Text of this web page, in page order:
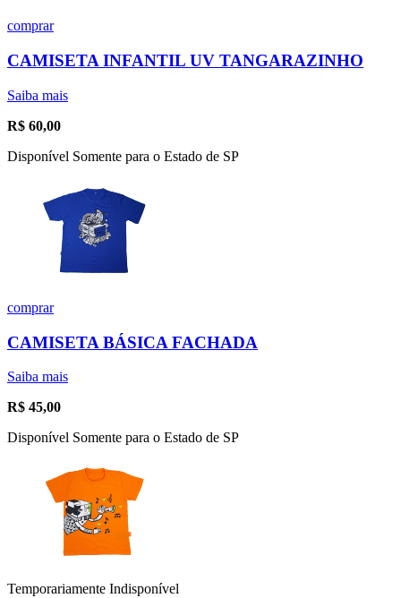
comprar
CAMISETA INFANTIL UV TANGARAZINHO
Saiba mais
R$ 60,00
Disponível Somente para o Estado de SP
comprar
CAMISETA BÁSICA FACHADA
Saiba mais
R$ 45,00
Disponível Somente para o Estado de SP
Temporariamente Indisponível